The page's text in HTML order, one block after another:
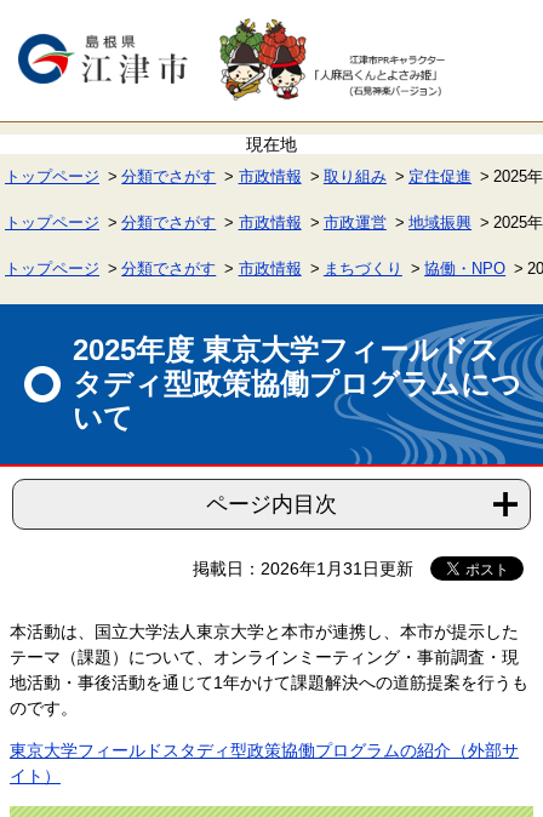
で
ば
本
へ
トップページ 分類でさがす 市政情報 取り組み 定住促進 2025
トップページ 分類でさがす 市政情報 市政運営 地域振興 2025
トップページ 分類でさがす 市政情報 まちづくり 協働・NPO
2025年度 東京大学フィールドス
タディ型政策協働プログラムにつ
いて
ページ内目次
掲載日：2026年1月31日更新
本活動は、国立大学法人東京大学と本市が連携し、本市が提示した
テーマ（課題）について、オンラインミーティング・事前調査・現
地活動・事後活動を通じて1年かけて課題解決への道筋提案を行うも
のです。
東京大学フィールドスタディ型政策協働プログラムの紹介（外部サ
イト）